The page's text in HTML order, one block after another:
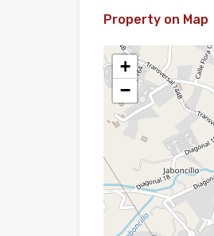
Property on Map
+
−